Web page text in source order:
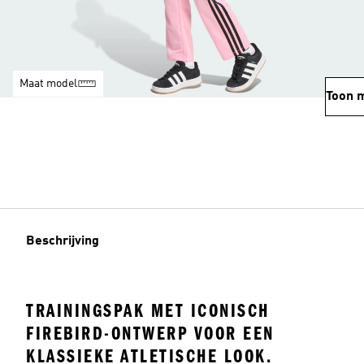
Maat model
Toon
Beschrijving
TRAININGSPAK MET ICONISCH
FIREBIRD-ONTWERP VOOR EEN
KLASSIEKE ATLETISCHE LOOK.